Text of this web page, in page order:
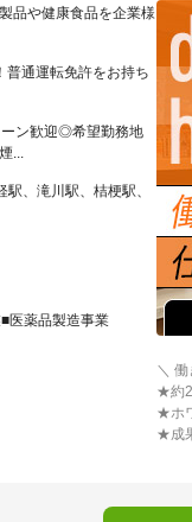
品や健康食品を企業様
普通運転免許をお持ち
ーン歓迎◎希望勤務地
...
、滝川駅、桔梗駅、
医薬品製造事業
＼
★約
★ホ
★成